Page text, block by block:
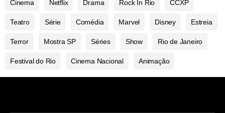
Cinema Netflix Drama Rock In Rio CCXP
Teatro Série Comédia Marvel Disney Estreia
Terror Mostra SP Séries Show Rio de Janeiro
Festival do Rio Cinema Nacional Animação